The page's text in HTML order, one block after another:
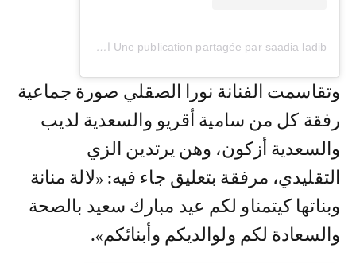
Une publication partagée par saadia ladib السعدية لاديب (@ladibsaadiaofficiel)
وتقاسمت الفنانة نورا الصقلي صورة جماعية
رفقة كل من سامية أقريو والسعدية لديب
والسعدية أزكون، وهن يرتدين الزي
التقليدي، مرفقة بتعليق جاء فيه: «لالة منانة
وبناتها كيتمناو لكم عيد مبارك سعيد بالصحة
والسعادة لكم ولوالديكم وأبنائكم».